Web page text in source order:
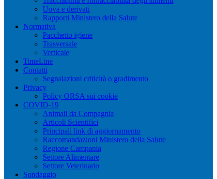
Uova e derivati
Rapporti Ministero della Salute
Normativa
Pacchetto igiene
Trasversale
Verticale
TimeLine
Contatti
Segnalazioni criticità o gradimento
Privacy
Policy ORSA sui cookie
COVID-19
Animali da Compagnia
Articoli Scientifici
Principali link di aggiornamento
Raccomandazioni Ministero della Salute
Regione Campania
Settore Alimentare
Settore Veterinario
Sondaggio